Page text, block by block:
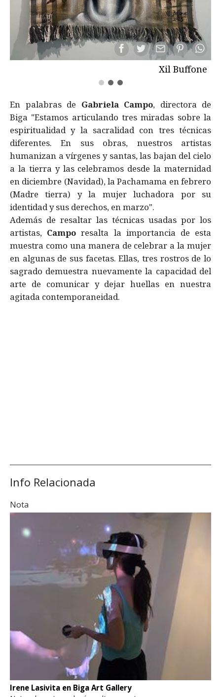
Xil Buffone
En palabras de Gabriela Campo, directora de
Biga "Estamos articulando tres miradas sobre la
espiritualidad y la sacralidad con tres técnicas
diferentes. En sus obras, nuestros artistas
humanizan a vírgenes y santas, las bajan del cielo
a la tierra y las celebramos desde la maternidad
en diciembre (Navidad), la Pachamama en febrero
(Madre tierra) y la mujer luchadora por su
identidad y sus derechos, en marzo".
Además de resaltar las técnicas usadas por los
artistas, Campo resalta la importancia de esta
muestra como una manera de celebrar a la mujer
en algunas de sus facetas. Ellas, tres rostros de lo
sagrado demuestra nuevamente la capacidad del
arte de comunicar y dejar huellas en nuestra
agitada contemporaneidad.
Info Relacionada
Nota
Irene Lasivita en Biga Art Gallery